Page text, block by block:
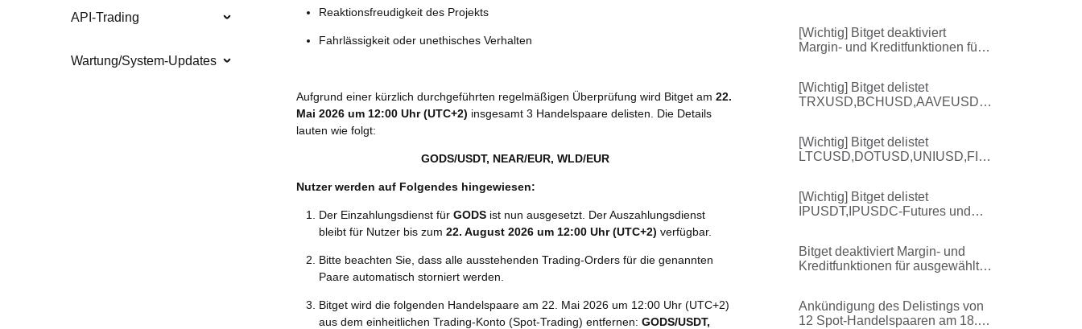
API-Trading
Wartung/System-Updates
Reaktionsfreudigkeit des Projekts
Fahrlässigkeit oder unethisches Verhalten
Aufgrund einer kürzlich durchgeführten regelmäßigen Überprüfung wird Bitget am 22.
Mai 2026 um 12:00 Uhr (UTC+2) insgesamt 3 Handelspaare delisten. Die Details
lauten wie folgt:
GODS/USDT, NEAR/EUR, WLD/EUR
Nutzer werden auf Folgendes hingewiesen:
Der Einzahlungsdienst für GODS ist nun ausgesetzt. Der Auszahlungsdienst
bleibt für Nutzer bis zum 22. August 2026 um 12:00 Uhr (UTC+2) verfügbar.
Bitte beachten Sie, dass alle ausstehenden Trading-Orders für die genannten
Paare automatisch storniert werden.
Bitget wird die folgenden Handelspaare am 22. Mai 2026 um 12:00 Uhr (UTC+2)
aus dem einheitlichen Trading-Konto (Spot-Trading) entfernen: GODS/USDT,
[Wichtig] Bitget deaktiviert
Margin- und Kreditfunktionen für
[Wichtig] Bitget delistet
TRXUSD,BCHUSD,AAVEUSD,S
Dienstleistungen
[Wichtig] Bitget delistet
LTCUSD,DOTUSD,UNIUSD,FIL
[Wichtig] Bitget delistet
IPUSDT,IPUSDC-Futures und
Bitget deaktiviert Margin- und
Kreditfunktionen für ausgewählte
Ankündigung des Delistings von
12 Spot-Handelspaaren am 18.